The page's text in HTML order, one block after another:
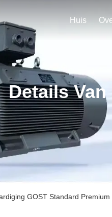
Huis
Details
GOST Standard